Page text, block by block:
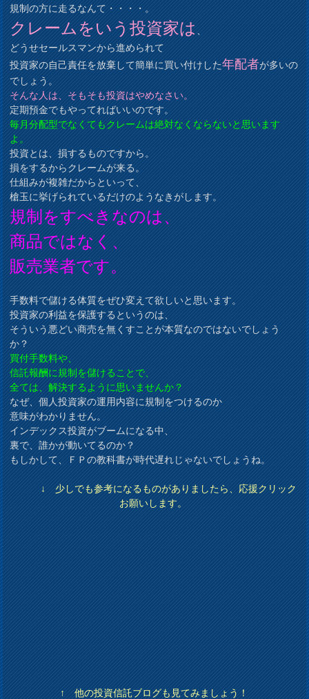
規制の方に走るなんて・・・・。
クレームをいう投資家は、
どうせセールスマンから進められて
投資家の自己責任を放棄して簡単に買い付けした年配者が多いの
でしょう。
そんな人は、そもそも投資はやめなさい。
定期預金でもやってればいいのです。
毎月分配型でなくてもクレームは絶対なくならないと思います
よ。
投資とは、損するものですから。
損をするからクレームが来る。
仕組みが複雑だからといって、
槍玉に挙げられているだけのようなきがします。
規制をすべきなのは、
商品ではなく、
販売業者です。
手数料で儲ける体質をぜひ変えて欲しいと思います。
投資家の利益を保護するというのは、
そういう悪どい商売を無くすことが本質なのではないでしょう
か？
買付手数料や、
信託報酬に規制を儲けることで、
全ては、解決するように思いませんか？
なぜ、個人投資家の運用内容に規制をつけるのか
意味がわかりません。
インデックス投資がブームになる中、
裏で、誰かが動いてるのか？
もしかして、ＦＰの教科書が時代遅れじゃないでしょうね。
↓ 少しでも参考になるものがありましたら、応援クリック
お願いします。
↑ 他の投資信託ブログも見てみましょう！